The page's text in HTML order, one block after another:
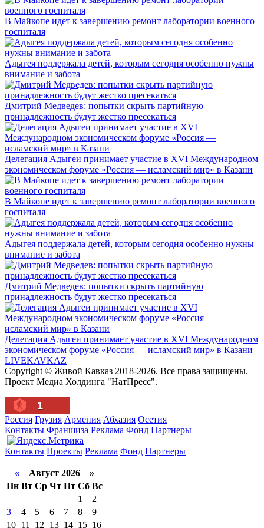
В Майкопе идет к завершению ремонт лаборатории военного
госпиталя
Адыгея поддержала детей, которым сегодня особенно нужны
внимание и забота
Дмитрий Медведев: попытки скрыть партийную
принадлежность будут жестко пресекаться
Делегация Адыгеи принимает участие в XVI Международном
экономическом форуме «Россия — исламский мир» в Казани
В Майкопе идет к завершению ремонт лаборатории военного
госпиталя
Адыгея поддержала детей, которым сегодня особенно нужны
внимание и забота
Дмитрий Медведев: попытки скрыть партийную
принадлежность будут жестко пресекаться
Делегация Адыгеи принимает участие в XVI Международном
экономическом форуме «Россия — исламский мир» в Казани
LIVEKAVKAZ
Copyright © Живой Кавказ 2018-2026. Все права защищены.
Проект Медиа Холдинга "НатПресс".
1
Россия Грузия Армения Абхазия Осетия
Контакты Франшиза Реклама Фонд Партнеры
Контакты Проекты Реклама Фонд Партнеры
« Август 2026 »
Пн Вт Ср Чт Пт Сб Вс
1
2
3
4 5 6 7 8
9
10 11 12 13 14 15 16